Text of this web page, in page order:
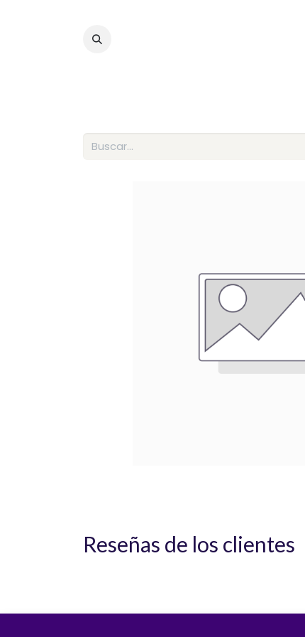
Reseñas de los clientes